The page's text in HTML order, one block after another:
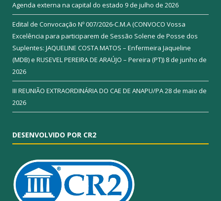
Agenda externa na capital do estado 9 de julho de 2026
Edital de Convocação Nº 007/2026-C.M.A (CONVOCO Vossa
Excelência para participarem de Sessão Solene de Posse dos
Suplentes: JAQUELINE COSTA MATOS – Enfermeira Jaqueline
(MDB) e RUSEVEL PEREIRA DE ARAÚJO – Pereira (PT)) 8 de junho de
2026
III REUNIÃO EXTRAORDINÁRIA DO CAE DE ANAPU/PA28 de maio de
2026
DESENVOLVIDO POR CR2